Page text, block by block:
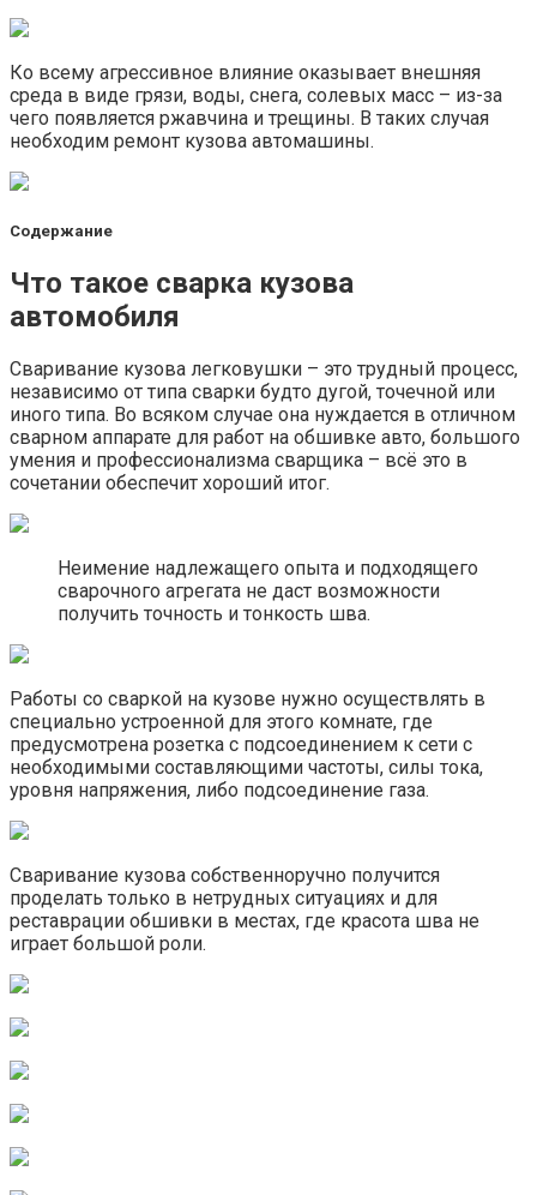
Ко всему агрессивное влияние оказывает внешняя
среда в виде грязи, воды, снега, солевых масс – из-за
чего появляется ржавчина и трещины. В таких случая
необходим ремонт кузова автомашины.
Содержание
Что такое сварка кузова
автомобиля
Сваривание кузова легковушки – это трудный процесс,
независимо от типа сварки будто дугой, точечной или
иного типа. Во всяком случае она нуждается в отличном
сварном аппарате для работ на обшивке авто, большого
умения и профессионализма сварщика – всё это в
сочетании обеспечит хороший итог.
Неимение надлежащего опыта и подходящего
сварочного агрегата не даст возможности
получить точность и тонкость шва.
Работы со сваркой на кузове нужно осуществлять в
специально устроенной для этого комнате, где
предусмотрена розетка с подсоединением к сети с
необходимыми составляющими частоты, силы тока,
уровня напряжения, либо подсоединение газа.
Сваривание кузова собственноручно получится
проделать только в нетрудных ситуациях и для
реставрации обшивки в местах, где красота шва не
играет большой роли.